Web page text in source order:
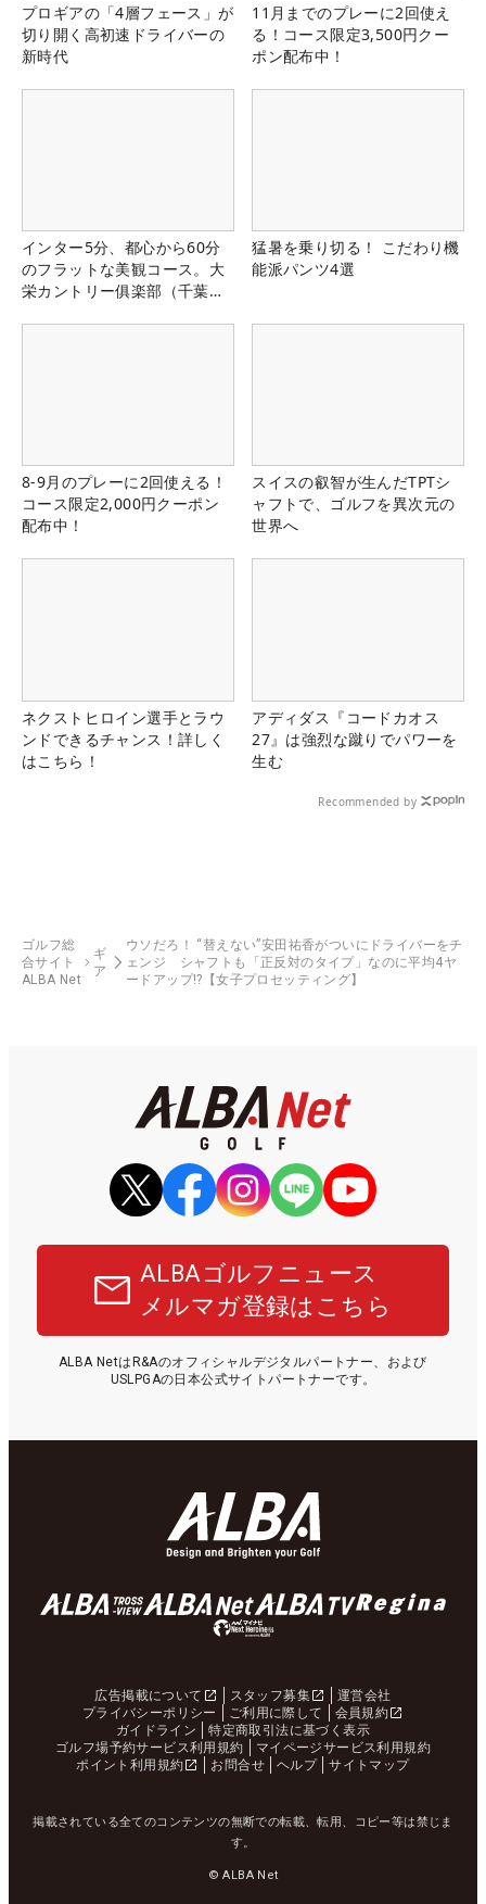
プロギアの「4層フェース」が
切り開く高初速ドライバーの
新時代
11月までのプレーに2回使え
る！コース限定3,500円クー
ポン配布中！
インター5分、都心から60分
のフラットな美観コース。大
栄カントリー俱楽部（千葉
猛暑を乗り切る！ こだわり機
能派パンツ4選
8-9月のプレーに2回使える！
コース限定2,000円クーポン
配布中！
スイスの叡智が生んだTPTシ
ャフトで、ゴルフを異次元の
世界へ
ネクストヒロイン選手とラウ
ンドできるチャンス！詳しく
はこちら！
アディダス『コードカオス
27』は強烈な蹴りでパワーを
生む
Recommended by
ゴルフ総
合サイト
ALBA Net
ギ
ア
ウソだろ！ “替えない”安田祐香がついにドライバーをチ
ェンジ シャフトも「正反対のタイプ」なのに平均4ヤ
ードアップ!?【女子プロセッティング】
ALBAゴルフニュース
メルマガ登録はこちら
ALBA NetはR&Aのオフィシャルデジタルパートナー、および
USLPGAの日本公式サイトパートナーです。
広告掲載について スタッフ募集
運営会社
プライバシーポリシー
ご利用に際して
会員規約
ガイドライン
特定商取引法に基づく表示
ゴルフ場予約サービス利用規約
マイページサービス利用規約
ポイント利用規約
お問合せ ヘルプ サイトマップ
掲載されている全てのコンテンツの無断での転載、転用、コピー等は禁じま
す。
© ALBA Net